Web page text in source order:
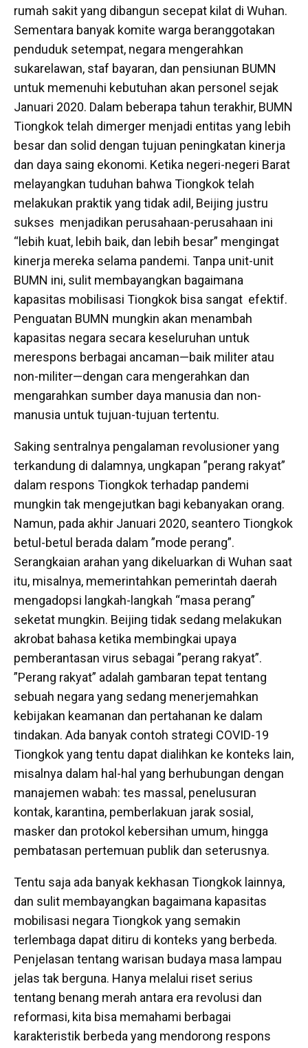
rumah sakit yang dibangun secepat kilat di Wuhan.
Sementara banyak komite warga beranggotakan
penduduk setempat, negara mengerahkan
sukarelawan, staf bayaran, dan pensiunan BUMN
untuk memenuhi kebutuhan akan personel sejak
Januari 2020. Dalam beberapa tahun terakhir, BUMN
Tiongkok telah dimerger menjadi entitas yang lebih
besar dan solid dengan tujuan peningkatan kinerja
dan daya saing ekonomi. Ketika negeri-negeri Barat
melayangkan tuduhan bahwa Tiongkok telah
melakukan praktik yang tidak adil, Beijing justru
sukses menjadikan perusahaan-perusahaan ini
“lebih kuat, lebih baik, dan lebih besar” mengingat
kinerja mereka selama pandemi. Tanpa unit-unit
BUMN ini, sulit membayangkan bagaimana
kapasitas mobilisasi Tiongkok bisa sangat efektif.
Penguatan BUMN mungkin akan menambah
kapasitas negara secara keseluruhan untuk
merespons berbagai ancaman—baik militer atau
non-militer—dengan cara mengerahkan dan
mengarahkan sumber daya manusia dan non-
manusia untuk tujuan-tujuan tertentu.
Saking sentralnya pengalaman revolusioner yang
terkandung di dalamnya, ungkapan ”perang rakyat”
dalam respons Tiongkok terhadap pandemi
mungkin tak mengejutkan bagi kebanyakan orang.
Namun, pada akhir Januari 2020, seantero Tiongkok
betul-betul berada dalam ”mode perang”.
Serangkaian arahan yang dikeluarkan di Wuhan saat
itu, misalnya, memerintahkan pemerintah daerah
mengadopsi langkah-langkah “masa perang”
seketat mungkin. Beijing tidak sedang melakukan
akrobat bahasa ketika membingkai upaya
pemberantasan virus sebagai ”perang rakyat”.
”Perang rakyat” adalah gambaran tepat tentang
sebuah negara yang sedang menerjemahkan
kebijakan keamanan dan pertahanan ke dalam
tindakan. Ada banyak contoh strategi COVID-19
Tiongkok yang tentu dapat dialihkan ke konteks lain,
misalnya dalam hal-hal yang berhubungan dengan
manajemen wabah: tes massal, penelusuran
kontak, karantina, pemberlakuan jarak sosial,
masker dan protokol kebersihan umum, hingga
pembatasan pertemuan publik dan seterusnya.
Tentu saja ada banyak kekhasan Tiongkok lainnya,
dan sulit membayangkan bagaimana kapasitas
mobilisasi negara Tiongkok yang semakin
terlembaga dapat ditiru di konteks yang berbeda.
Penjelasan tentang warisan budaya masa lampau
jelas tak berguna. Hanya melalui riset serius
tentang benang merah antara era revolusi dan
reformasi, kita bisa memahami berbagai
karakteristik berbeda yang mendorong respons